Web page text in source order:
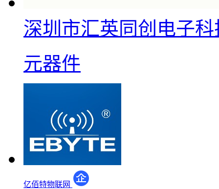
深圳市汇英同创电子
元器件
亿佰特物联网